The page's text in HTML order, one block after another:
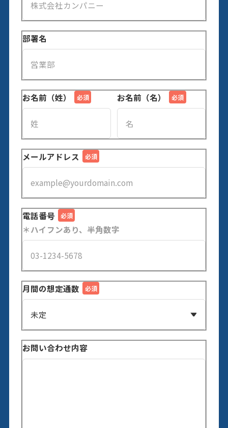
部署名
お名前（姓） お名前（名）
メールアドレス
電話番号
＊ハイフンあり、半角数字
月間の想定通数
お問い合わせ内容